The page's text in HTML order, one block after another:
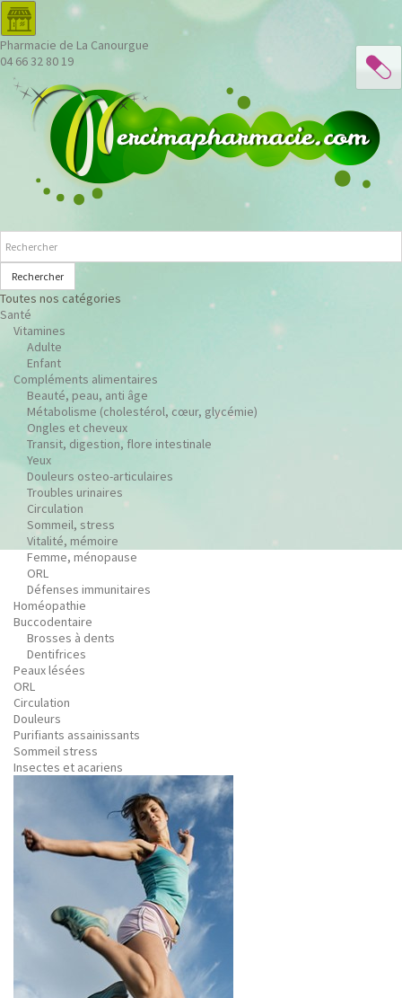
Pharmacie de La Canourgue
04 66 32 80 19
Rechercher
Toutes nos catégories
Santé
Vitamines
Adulte
Enfant
Compléments alimentaires
Beauté, peau, anti âge
Métabolisme (cholestérol, cœur, glycémie)
Ongles et cheveux
Transit, digestion, flore intestinale
Yeux
Douleurs osteo-articulaires
Troubles urinaires
Circulation
Sommeil, stress
Vitalité, mémoire
Femme, ménopause
ORL
Défenses immunitaires
Homéopathie
Buccodentaire
Brosses à dents
Dentifrices
Peaux lésées
ORL
Circulation
Douleurs
Purifiants assainissants
Sommeil stress
Insectes et acariens